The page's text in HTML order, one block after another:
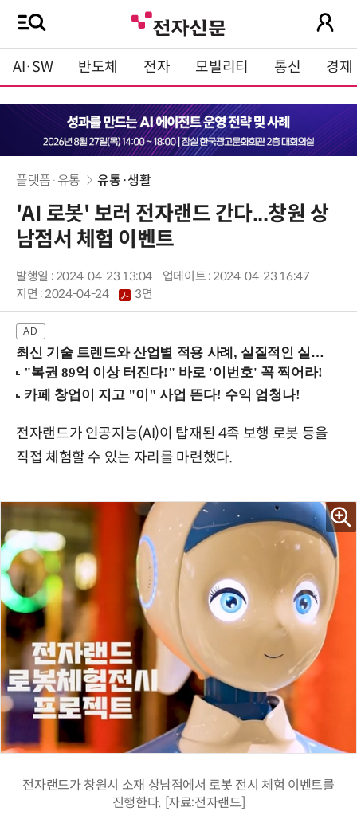
AI·SW 반도체 전자 모빌리티 통신 경제
플랫폼·유통 유통·생활
'AI 로봇' 보러 전자랜드 간다...창원 상
남점서 체험 이벤트
발행일 : 2024-04-23 13:04
업데이트 : 2024-04-23 16:47
지면 :2024-04-24 3면
최신 기술 트렌드와 산업별 적용 사례, 실질적인 실행 전략을 공유 (9/18 양재역)
전자랜드가 인공지능(AI)이 탑재된 4족 보행 로봇 등을
직접 체험할 수 있는 자리를 마련했다.
전자랜드가 창원시 소재 상남점에서 로봇 전시 체험 이벤트를
진행한다. [자료:전자랜드]